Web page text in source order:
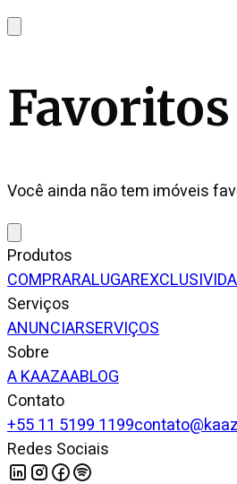
Favoritos
Você ainda não tem imóveis
Produtos
COMPRARALUGAR
Serviços
ANUNCIARSERVIÇOS
Sobre
A KAAZAABLOG
Contato
+55 11 5199 1199
Redes Sociais